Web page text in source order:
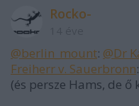
Rocko-
@berlin_mount: @Dr
Freiherr v. Sauerbronn:
(és persze Hams, de